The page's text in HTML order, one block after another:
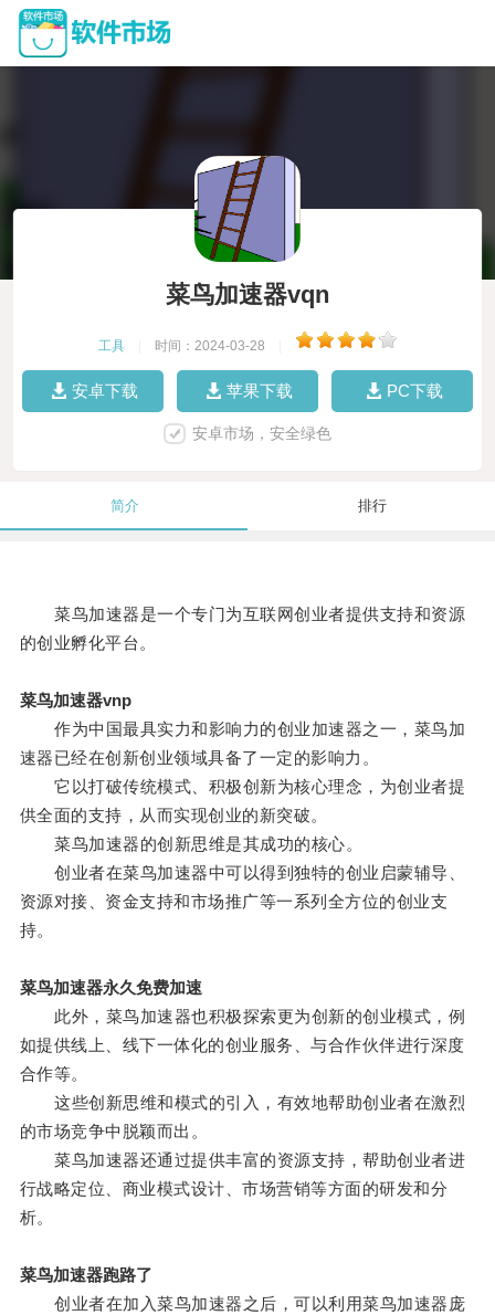
菜鸟加速器vqn
工具 时间：2024-03-28
安卓下载 苹果下载 PC下载
安卓市场，安全绿色
简介 排行
菜鸟加速器是一个专门为互联网创业者提供支持和资源
的创业孵化平台。
菜鸟加速器vnp
作为中国最具实力和影响力的创业加速器之一，菜鸟加
速器已经在创新创业领域具备了一定的影响力。
它以打破传统模式、积极创新为核心理念，为创业者提
供全面的支持，从而实现创业的新突破。
菜鸟加速器的创新思维是其成功的核心。
创业者在菜鸟加速器中可以得到独特的创业启蒙辅导、
资源对接、资金支持和市场推广等一系列全方位的创业支
持。
菜鸟加速器永久免费加速
此外，菜鸟加速器也积极探索更为创新的创业模式，例
如提供线上、线下一体化的创业服务、与合作伙伴进行深度
合作等。
这些创新思维和模式的引入，有效地帮助创业者在激烈
的市场竞争中脱颖而出。
菜鸟加速器还通过提供丰富的资源支持，帮助创业者进
行战略定位、商业模式设计、市场营销等方面的研发和分
析。
菜鸟加速器跑路了
创业者在加入菜鸟加速器之后，可以利用菜鸟加速器庞